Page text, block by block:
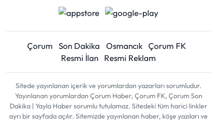
Çorum Son Dakika Osmancık Çorum FK
Resmi İlan
Resmi Reklam
Sitede yayınlanan içerik ve yorumlardan yazarları sorumludur.
Yayınlanan yorumlardan Çorum Haber, Çorum FK, Çorum Son
Dakika | Yayla Haber sorumlu tutulamaz. Sitedeki tüm harici linkler
ayrı bir sayfada açılır. Sitemizde yayınlanan haber, köşe yazıları ve